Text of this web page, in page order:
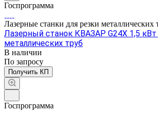
Госпрограмма
Лазерные станки для резки металлических
Лазерный станок КВАЗАР G24X 1,5 кВт
металлических труб
В наличии
По запросу
Получить КП
Госпрограмма